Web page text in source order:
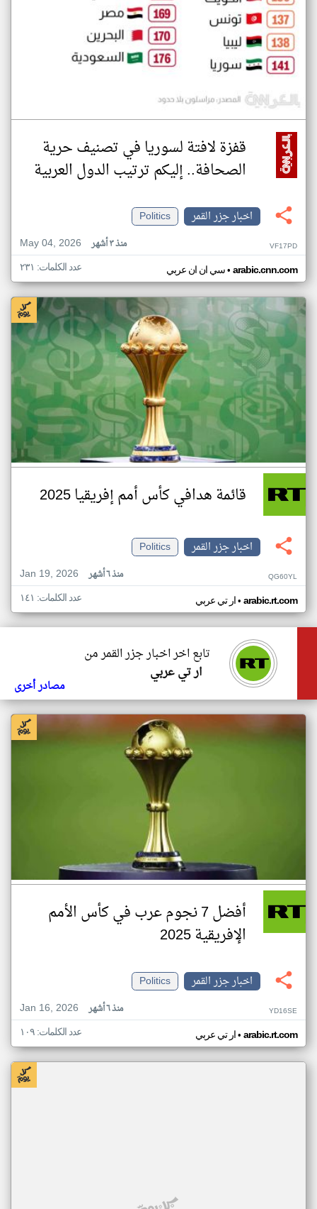
قفزة لافتة لسوريا في تصنيف حرية
الصحافة.. إليكم ترتيب الدول العربية
اخبار جزر القمر
Politics
May 04, 2026
منذ ٣ أشهر VF17PD
سي ان ان عربي• arabic.cnn.com عدد الكلمات: ٢٣١
قائمة هدافي كأس أمم إفريقيا 2025
اخبار جزر القمر
Politics
Jan 19, 2026
منذ ٦ أشهر QG60YL
ار تي عربي• arabic.rt.com عدد الكلمات: ١٤١
تابع اخر اخبار جزر القمر من
ار تي عربي
مصادر أخرى
أفضل 7 نجوم عرب في كأس الأمم
الإفريقية 2025
اخبار جزر القمر
Politics
Jan 16, 2026
منذ ٦ أشهر YD16SE
ار تي عربي• arabic.rt.com عدد الكلمات: ١٠٩